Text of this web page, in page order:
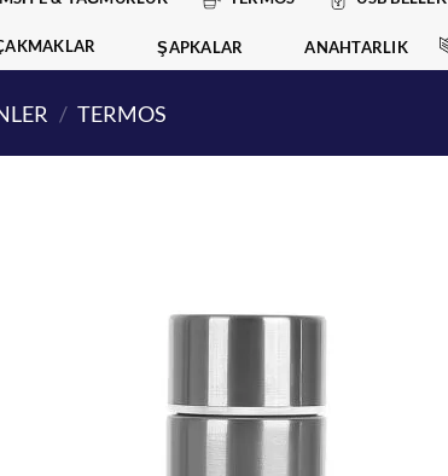
ŞAPKALAR ANAHTARLIK
/ TERMOS